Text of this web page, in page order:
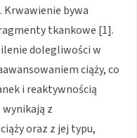
Krwawienie bywa
tkankowe [1].
dolegliwości w
ciąży, co
i reaktywnością
z
oraz z jej typu,